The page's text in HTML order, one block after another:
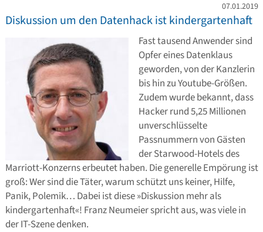
07.01.2019
Diskussion um den Datenhack ist kindergartenhaft
Fast tausend Anwender sind
Opfer eines Datenklaus
geworden, von der Kanzlerin
bis hin zu Youtube-Größen.
Zudem wurde bekannt, dass
Hacker rund 5,25 Millionen
unverschlüsselte
Passnummern von Gästen
der Starwood-Hotels des
Marriott-Konzerns erbeutet haben. Die generelle Empörung ist
groß: Wer sind die Täter, warum schützt uns keiner, Hilfe,
Panik, Polemik… Dabei ist diese »Diskussion mehr als
kindergartenhaft«! Franz Neumeier spricht aus, was viele in
der IT-Szene denken.